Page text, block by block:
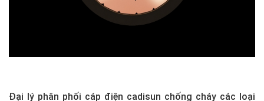
Đại lý phân phối cáp điện cadisun chống cháy các loại